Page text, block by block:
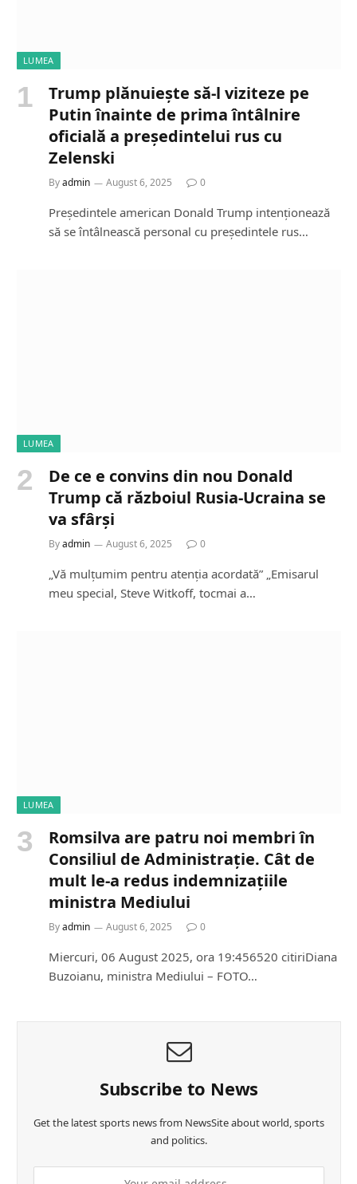
LUMEA
Trump plănuiește să-l viziteze pe
Putin înainte de prima întâlnire
oficială a președintelui rus cu
Zelenski
Byadmin August 6, 2025 0
Președintele american Donald Trump intenționează
să se întâlnească personal cu președintele rus…
LUMEA
De ce e convins din nou Donald
Trump că războiul Rusia-Ucraina se
va sfârși
Byadmin August 6, 2025 0
„Vă mulțumim pentru atenția acordată” „Emisarul
meu special, Steve Witkoff, tocmai a…
LUMEA
Romsilva are patru noi membri în
Consiliul de Administrație. Cât de
mult le-a redus indemnizațiile
ministra Mediului
Byadmin August 6, 2025 0
Miercuri, 06 August 2025, ora 19:456520 citiriDiana
Buzoianu, ministra Mediului – FOTO…
Subscribe to News
Get the latest sports news from NewsSite about world, sports
and politics.